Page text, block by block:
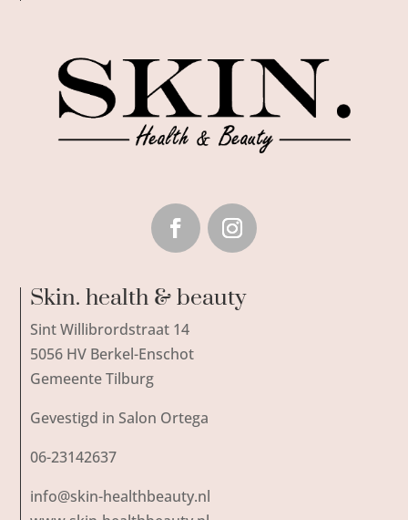
Skin. health & beauty
Sint Willibrordstraat 14
5056 HV Berkel-Enschot
Gemeente Tilburg
Gevestigd in Salon Ortega
06-23142637
info@skin-healthbeauty.nl